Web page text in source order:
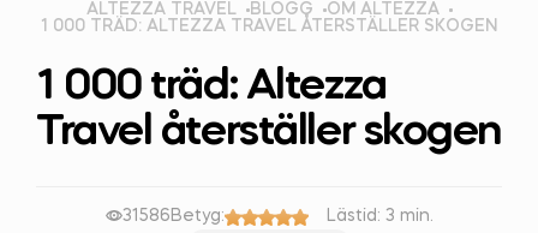
ALTEZZA TRAVEL BLOGG
OM ALTEZZA
1 000 TRÄD: ALTEZZA TRAVEL ÅTERSTÄLLER SKOGEN
1 000 träd: Altezza
Travel återställer skogen
31586 Betyg: Lästid: 3 min.